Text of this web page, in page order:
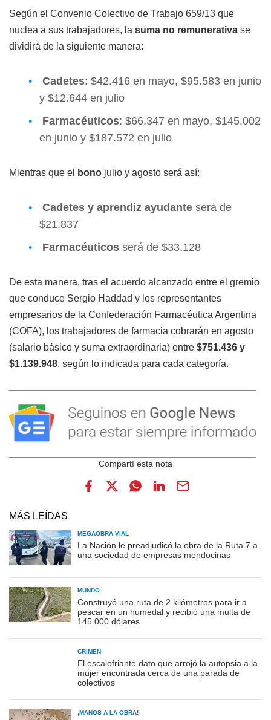
Según el Convenio Colectivo de Trabajo 659/13 que
nuclea a sus trabajadores, la suma no remunerativa se
dividirá de la siguiente manera:
Cadetes: $42.416 en mayo, $95.583 en junio
y $12.644 en julio
Farmacéuticos: $66.347 en mayo, $145.002
en junio y $187.572 en julio
Mientras que el bono julio y agosto será así:
Cadetes y aprendiz ayudante será de
$21.837
Farmacéuticos será de $33.128
De esta manera, tras el acuerdo alcanzado entre el gremio
que conduce Sergio Haddad y los representantes
empresarios de la Confederación Farmacéutica Argentina
(COFA), los trabajadores de farmacia cobrarán en agosto
(salario básico y suma extraordinaria) entre $751.436 y
$1.139.948, según lo indicada para cada categoría.
MÁS LEÍDAS
MEGAOBRA VIAL
La Nación le preadjudicó la obra de la Ruta 7 a
una sociedad de empresas mendocinas
MUNDO
Construyó una ruta de 2 kilómetros para ir a
pescar en un humedal y recibió una multa de
145.000 dólares
CRIMEN
El escalofriante dato que arrojó la autopsia a la
mujer encontrada cerca de una parada de
colectivos
¡MANOS A LA OBRA!